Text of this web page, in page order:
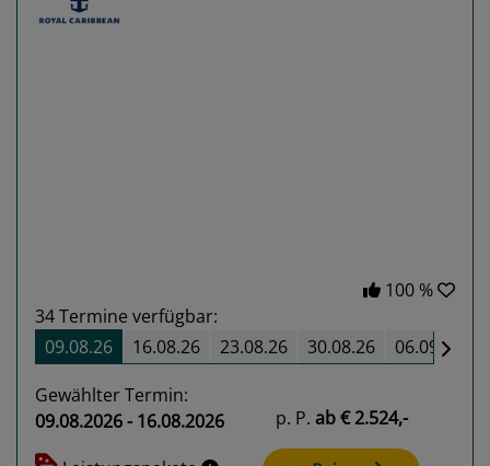
100 %
34Termine verfügbar:
09.08.26
16.08.26 23.08.26 30.08.26 06.09.26
Gewählter Termin:
09.08.2026 - 16.08.2026
p. P. ab€ 2.524,-